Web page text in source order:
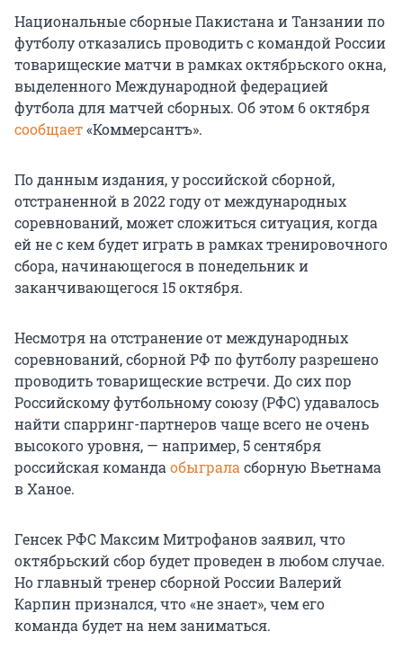
Национальные сборные Пакистана и Танзании по
футболу отказались проводить с командой России
товарищеские матчи в рамках октябрьского окна,
выделенного Международной федерацией
футбола для матчей сборных. Об этом 6 октября
сообщает«Коммерсантъ».
По данным издания, у российской сборной,
отстраненной в 2022 году от международных
соревнований, может сложиться ситуация, когда
ей не с кем будет играть в рамках тренировочного
сбора, начинающегося в понедельник и
заканчивающегося 15 октября.
Несмотря на отстранение от международных
соревнований, сборной РФ по футболу разрешено
проводить товарищеские встречи. До сих пор
Российскому футбольному союзу (РФС) удавалось
найти спарринг-партнеров чаще всего не очень
высокого уровня, — например, 5 сентября
российская команда обыграла сборную Вьетнама
в Ханое.
Генсек РФС Максим Митрофанов заявил, что
октябрьский сбор будет проведен в любом случае.
Но главный тренер сборной России Валерий
Карпин признался, что «не знает», чем его
команда будет на нем заниматься.